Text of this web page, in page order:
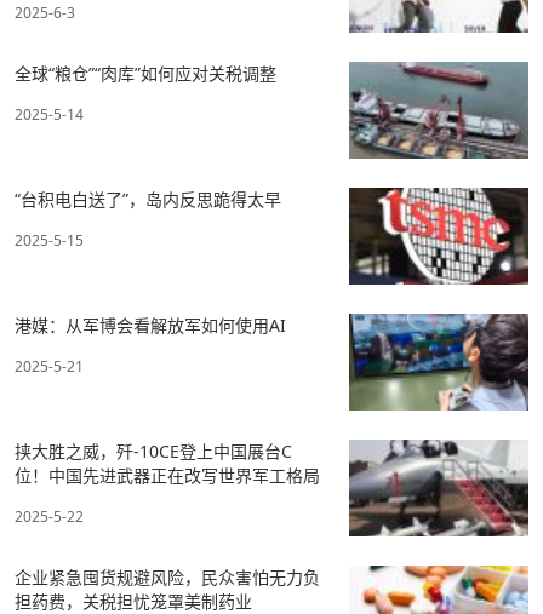
2025-6-3
全球“粮仓”“肉库”如何应对关税调整
2025-5-14
“台积电白送了”，岛内反思跪得太早
2025-5-15
港媒：从军博会看解放军如何使用AI
2025-5-21
挟大胜之威，歼-10CE登上中国展台C
位！中国先进武器正在改写世界军工格局
2025-5-22
企业紧急囤货规避风险，民众害怕无力负
担药费，关税担忧笼罩美制药业